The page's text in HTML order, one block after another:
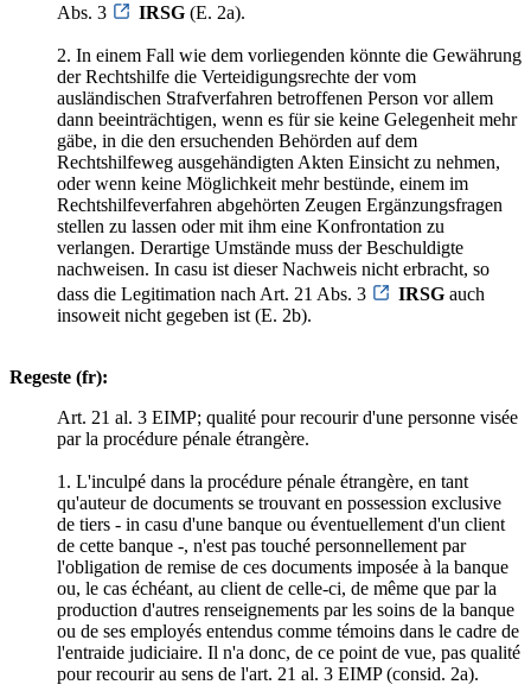
Abs. 3
IRSG (E. 2a).
2. In einem Fall wie dem vorliegenden könnte die Gewährung
der Rechtshilfe die Verteidigungsrechte der vom
ausländischen Strafverfahren betroffenen Person vor allem
dann beeinträchtigen, wenn es für sie keine Gelegenheit mehr
gäbe, in die den ersuchenden Behörden auf dem
Rechtshilfeweg ausgehändigten Akten Einsicht zu nehmen,
oder wenn keine Möglichkeit mehr bestünde, einem im
Rechtshilfeverfahren abgehörten Zeugen Ergänzungsfragen
stellen zu lassen oder mit ihm eine Konfrontation zu
verlangen. Derartige Umstände muss der Beschuldigte
nachweisen. In casu ist dieser Nachweis nicht erbracht, so
dass die Legitimation nach Art. 21 Abs. 3
IRSG auch
insoweit nicht gegeben ist (E. 2b).
Regeste (fr):
Art. 21 al. 3 EIMP; qualité pour recourir d'une personne visée
par la procédure pénale étrangère.
1. L'inculpé dans la procédure pénale étrangère, en tant
qu'auteur de documents se trouvant en possession exclusive
de tiers - in casu d'une banque ou éventuellement d'un client
de cette banque -, n'est pas touché personnellement par
l'obligation de remise de ces documents imposée à la banque
ou, le cas échéant, au client de celle-ci, de même que par la
production d'autres renseignements par les soins de la banque
ou de ses employés entendus comme témoins dans le cadre de
l'entraide judiciaire. Il n'a donc, de ce point de vue, pas qualité
pour recourir au sens de l'art. 21 al. 3 EIMP (consid. 2a).